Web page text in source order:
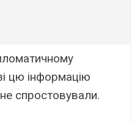
цю інформацію
спростовували.